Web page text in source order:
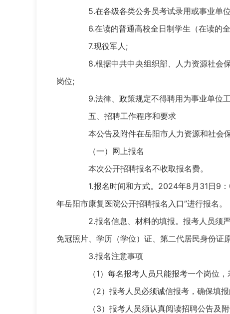
5.在各级各类公务员考试录用或事业单位
6.在读的普通高校全日制学生（在读的全
7.现役军人;
8.根据中共中央组织部、人力资源社会保
岗位;
9.法律、政策规定不得聘用为事业单位工
五、招聘工作程序和要求
本公告及附件在岳阳市人力资源和社会
（一）网上报名
本次公开招聘报名不收取报名费。
1.报名时间和方式。2024年8月31日9：
年岳阳市康复医院公开招聘报名入口”进行报名。
2.报名信息、材料的填报。报考人员须严
免冠照片、学历（学位）证、第二代居民身份证
3.报名注意事项
（1）每名报考人员只能报考一个岗位，
（2）报考人员必须诚信报考，确保填报
（3）报考人员须认真阅读招聘公告及附